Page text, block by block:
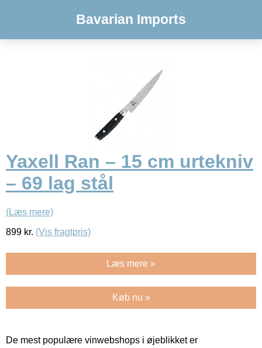
Bavarian Imports
Yaxell Ran – 15 cm urtekniv
– 69 lag stål
(Læs mere)
899 kr. (Vis fragtpris)
Læs mere »
Køb nu »
De mest populære vinwebshops i øjeblikket er